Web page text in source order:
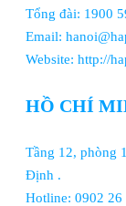
Tổng đài: 1900
Email:
Website: http://
HỒ CHÍ
Tầng 12, phòng
Định .
Hotline: 0902 26